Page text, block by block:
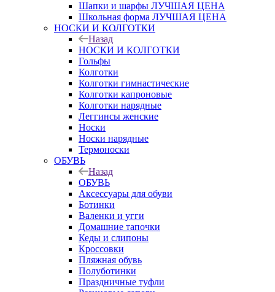
Шапки и шарфы ЛУЧШАЯ ЦЕНА
Школьная форма ЛУЧШАЯ ЦЕНА
НОСКИ И КОЛГОТКИ
Назад
НОСКИ И КОЛГОТКИ
Гольфы
Колготки
Колготки гимнастические
Колготки капроновые
Колготки нарядные
Леггинсы женские
Носки
Носки нарядные
Термоноски
ОБУВЬ
Назад
ОБУВЬ
Аксессуары для обуви
Ботинки
Валенки и угги
Домашние тапочки
Кеды и слипоны
Кроссовки
Пляжная обувь
Полуботинки
Праздничные туфли